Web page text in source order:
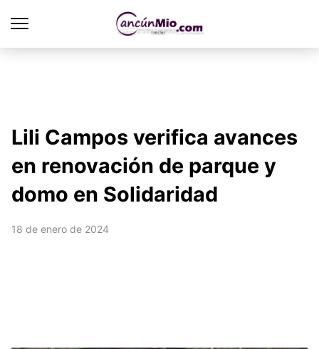
Lili Campos verifica avances
en renovación de parque y
domo en Solidaridad
18 de enero de 2024